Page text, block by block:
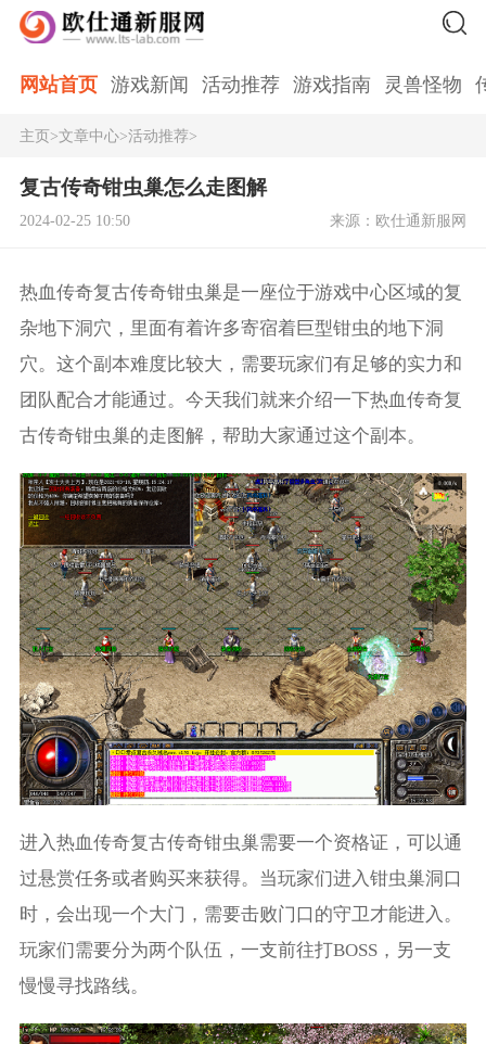
网站首页 游戏新闻 活动推荐 游戏指南 灵兽怪物
主页>文章中心>活动推荐>
复古传奇钳虫巢怎么走图解
2024-02-25 10:50 来源：欧仕通新服网
热血传奇复古传奇钳虫巢是一座位于游戏中心区域的复
杂地下洞穴，里面有着许多寄宿着巨型钳虫的地下洞
穴。这个副本难度比较大，需要玩家们有足够的实力和
团队配合才能通过。今天我们就来介绍一下热血传奇复
古传奇钳虫巢的走图解，帮助大家通过这个副本。
进入热血传奇复古传奇钳虫巢需要一个资格证，可以通
过悬赏任务或者购买来获得。当玩家们进入钳虫巢洞口
时，会出现一个大门，需要击败门口的守卫才能进入。
玩家们需要分为两个队伍，一支前往打BOSS，另一支
慢慢寻找路线。